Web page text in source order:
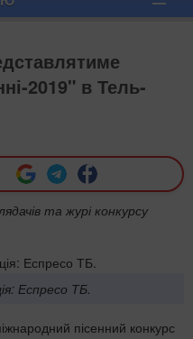
2019" в Тель-
та журі конкурсу
Еспресо ТБ.
пісенний конкурс